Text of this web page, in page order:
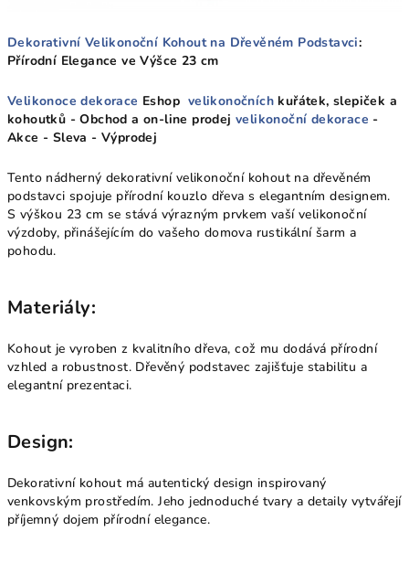
Dekorativní Velikonoční Kohout na Dřevěném Podstavci:
Přírodní Elegance ve Výšce 23 cm
Velikonoce dekorace Eshop velikonočních kuřátek, slepiček a
kohoutků - Obchod a on-line prodej velikonoční dekorace -
Akce - Sleva - Výprodej
Tento nádherný dekorativní velikonoční kohout na dřevěném
podstavci spojuje přírodní kouzlo dřeva s elegantním designem.
S výškou 23 cm se stává výrazným prvkem vaší velikonoční
výzdoby, přinášejícím do vašeho domova rustikální šarm a
pohodu.
Materiály:
Kohout je vyroben z kvalitního dřeva, což mu dodává přírodní
vzhled a robustnost. Dřevěný podstavec zajišťuje stabilitu a
elegantní prezentaci.
Design:
Dekorativní kohout má autentický design inspirovaný
venkovským prostředím. Jeho jednoduché tvary a detaily vytvářejí
příjemný dojem přírodní elegance.